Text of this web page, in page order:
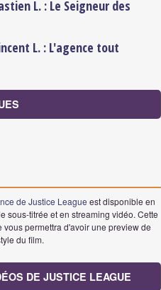
L. : Le Seigneur des
L. : L'agence tout
de Justice League est disponible en
sous-titrée et en streaming vidéo. Cette
vous permettra d'avoir une preview de
du film.
DE JUSTICE LEAGUE